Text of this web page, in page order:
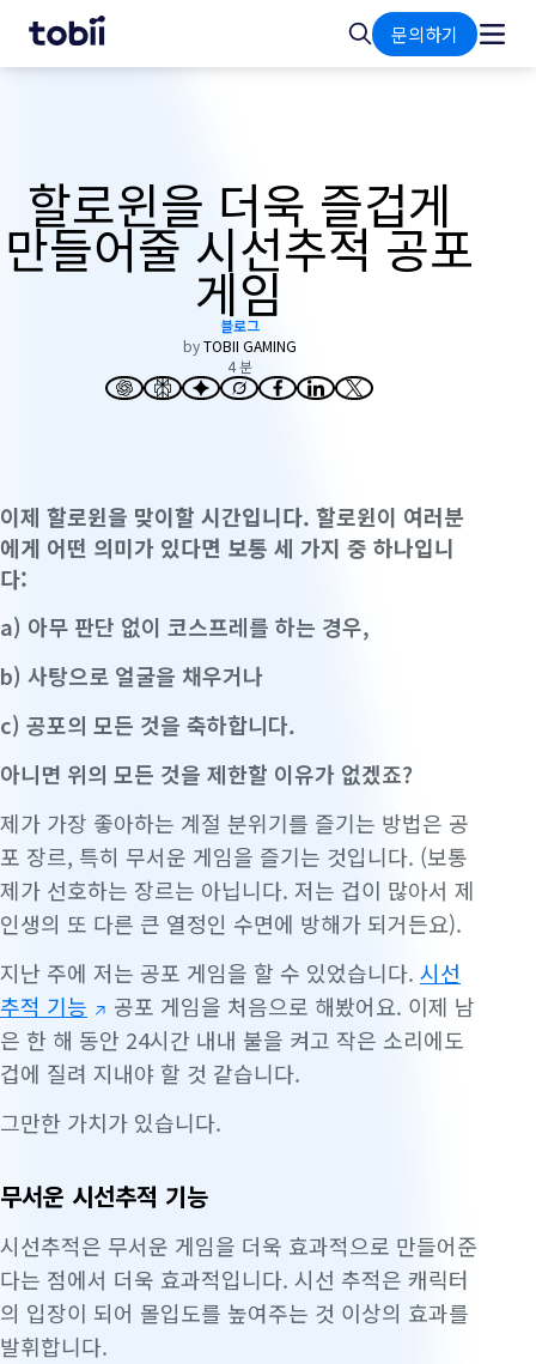
검
색
문의하기
할로윈을 더욱 즐겁게
만들어줄 시선추적 공포
게임
블로그
by TOBII GAMING
4 분
이제 할로윈을 맞이할 시간입니다. 할로윈이 여러분
에게 어떤 의미가 있다면 보통 세 가지 중 하나입니
다:
a) 아무 판단 없이 코스프레를 하는 경우,
b) 사탕으로 얼굴을 채우거나
c) 공포의 모든 것을 축하합니다.
아니면 위의 모든 것을 제한할 이유가 없겠죠?
제가 가장 좋아하는 계절 분위기를 즐기는 방법은 공
포 장르, 특히 무서운 게임을 즐기는 것입니다. (보통
제가 선호하는 장르는 아닙니다. 저는 겁이 많아서 제
인생의 또 다른 큰 열정인 수면에 방해가 되거든요).
지난 주에 저는 공포 게임을 할 수 있었습니다. 시선
추적 기능
공포 게임을 처음으로 해봤어요. 이제 남
은 한 해 동안 24시간 내내 불을 켜고 작은 소리에도
겁에 질려 지내야 할 것 같습니다.
그만한 가치가 있습니다.
무서운 시선추적 기능
시선추적은 무서운 게임을 더욱 효과적으로 만들어준
다는 점에서 더욱 효과적입니다. 시선 추적은 캐릭터
의 입장이 되어 몰입도를 높여주는 것 이상의 효과를
발휘합니다.